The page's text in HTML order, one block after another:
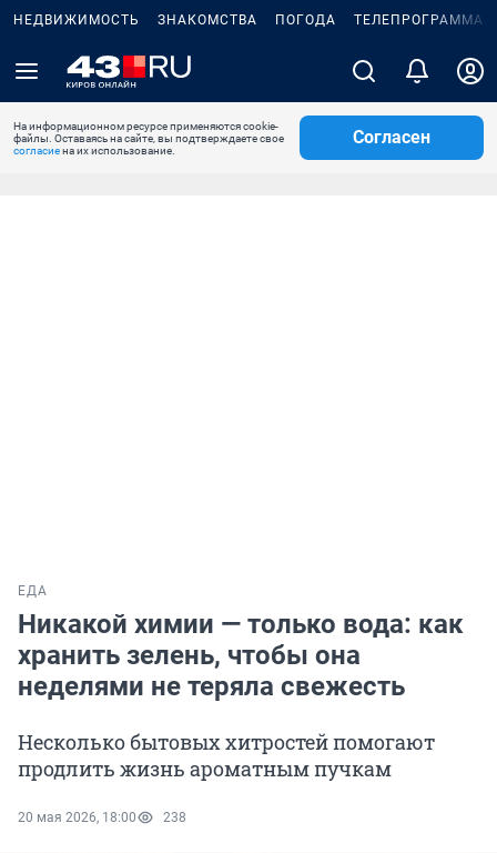
НЕДВИЖИМОСТЬ ЗНАКОМСТВА ПОГОДА ТЕЛЕПРОГРАММА
На информационном ресурсе применяются cookie-
файлы. Оставаясь на сайте, вы подтверждаете свое
согласиена их использование.
Согласен
ЕДА
Никакой химии — только вода: как
хранить зелень, чтобы она
неделями не теряла свежесть
Несколько бытовых хитростей помогают
продлить жизнь ароматным пучкам
20 мая 2026, 18:00 238